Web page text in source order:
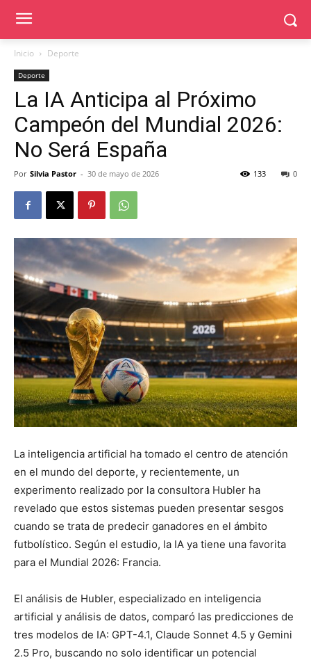
Inicio Deporte
Deporte
La IA Anticipa al Próximo
Campeón del Mundial 2026:
No Será España
Por Silvia Pastor - 30 de mayo de 2026 0
133
La inteligencia artificial ha tomado el centro de atención
en el mundo del deporte, y recientemente, un
experimento realizado por la consultora Hubler ha
revelado que estos sistemas pueden presentar sesgos
cuando se trata de predecir ganadores en el ámbito
futbolístico. Según el estudio, la IA ya tiene una favorita
para el Mundial 2026: Francia.
El análisis de Hubler, especializado en inteligencia
artificial y análisis de datos, comparó las predicciones de
tres modelos de IA: GPT-4.1, Claude Sonnet 4.5 y Gemini
2.5 Pro, buscando no solo identificar un potencial